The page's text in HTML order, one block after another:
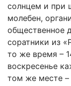
солнцем и при
молебен,
общественное
соратники из
то же время –
воскресенье
том же месте –